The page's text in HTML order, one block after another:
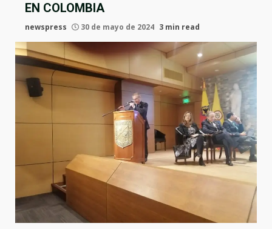
EN COLOMBIA
newspress 30 de mayo de 2024 3 min read